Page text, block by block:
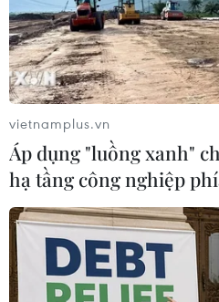
điều lệnh, bắn súng, võ
lần thứ năm, năm 2019,
phố Buôn Ma Thuột, tỉnh
vietnamplus.vn
Áp dụng "luồng xanh"
hạ tầng công nghiệp